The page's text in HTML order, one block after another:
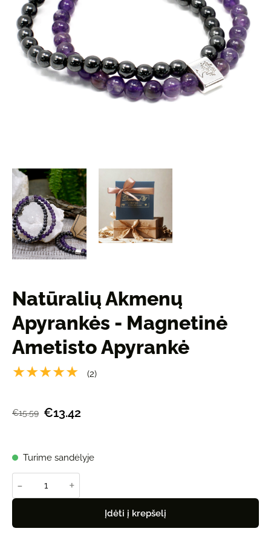
Natūralių Akmenų
Apyrankės - Magnetinė
Ametisto Apyrankė
★★★★★ (2)
€15.59 €13.42
Turime sandėlyje
- +
Įdėti į krepšelį